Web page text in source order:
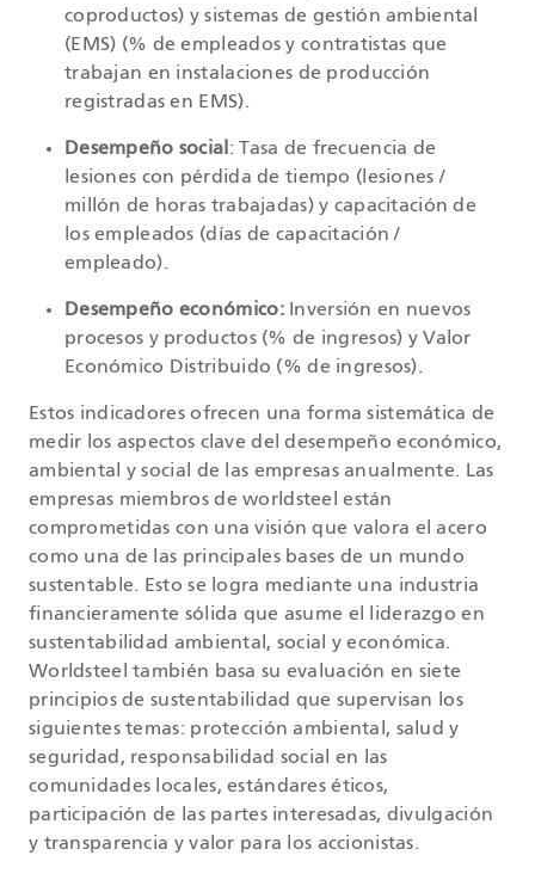
coproductos) y sistemas de gestión ambiental
(EMS) (% de empleados y contratistas que
trabajan en instalaciones de producción
registradas en EMS).
Desempeño social: Tasa de frecuencia de
lesiones con pérdida de tiempo (lesiones /
millón de horas trabajadas) y capacitación de
los empleados (días de capacitación /
empleado).
Desempeño económico:Inversión en nuevos
procesos y productos (% de ingresos) y Valor
Económico Distribuido (% de ingresos).
Estos indicadores ofrecen una forma sistemática de
medir los aspectos clave del desempeño económico,
ambiental y social de las empresas anualmente. Las
empresas miembros de worldsteel están
comprometidas con una visión que valora el acero
como una de las principales bases de un mundo
sustentable. Esto se logra mediante una industria
financieramente sólida que asume el liderazgo en
sustentabilidad ambiental, social y económica.
Worldsteel también basa su evaluación en siete
principios de sustentabilidad que supervisan los
siguientes temas: protección ambiental, salud y
seguridad, responsabilidad social en las
comunidades locales, estándares éticos,
participación de las partes interesadas, divulgación
y transparencia y valor para los accionistas.